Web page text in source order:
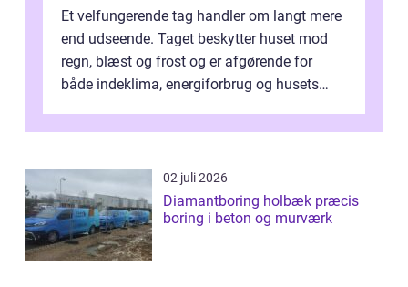
Et velfungerende tag handler om langt mere
end udseende. Taget beskytter huset mod
regn, blæst og frost og er afgørende for
både indeklima, energiforbrug og husets
02 juli 2026
Diamantboring holbæk præcis
boring i beton og murværk